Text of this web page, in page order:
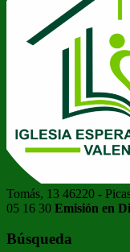
Tomás, 13 46220 -
05 16 30 Emisión en
Búsqueda